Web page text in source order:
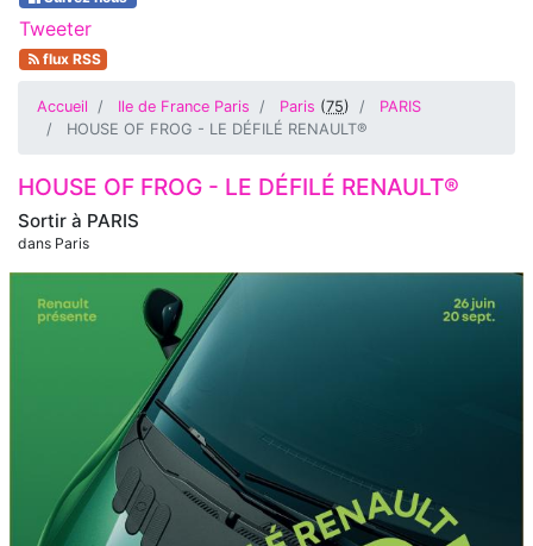
Tweeter
flux RSS
Accueil Ile de France Paris Paris (75)
PARIS
HOUSE OF FROG - LE DÉFILÉ RENAULT®
Sortir à PARIS
dans Paris
HOUSE OF FROG - LE DÉFILÉ RENAULT®